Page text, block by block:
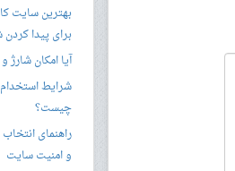
بهترین سایت
برای پیدا کردن
آیا امکان شارژ
شرایط
چیست؟
راهنمای
و امنیت سایت